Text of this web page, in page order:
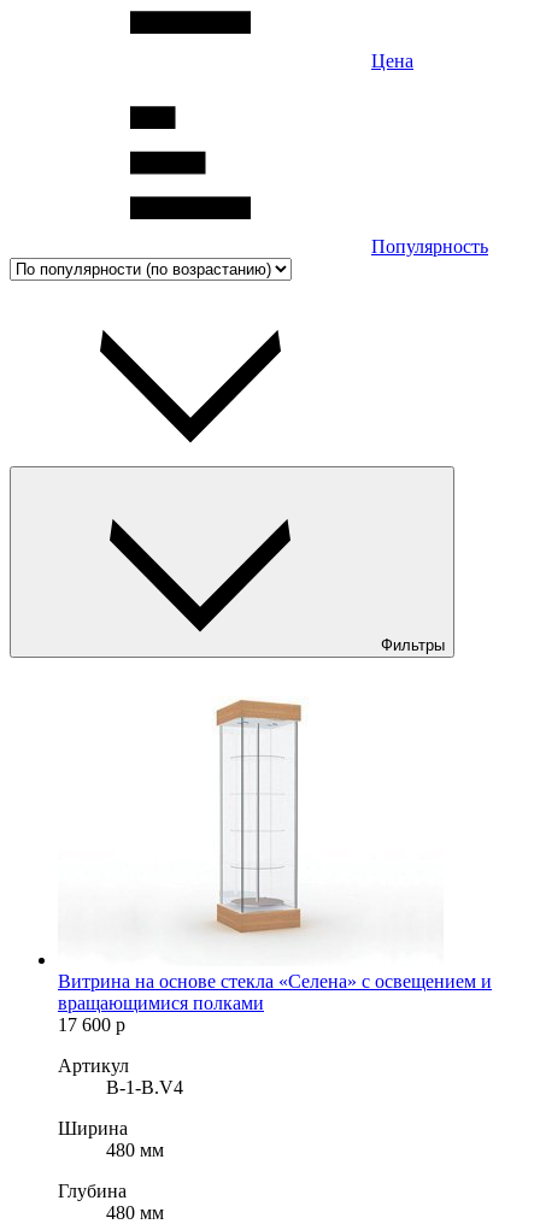
Цена
Популярность
Фильтры
Витрина на основе стекла «Селена» с освещением и
вращающимися полками
17 600 р
Артикул
B-1-B.V4
Ширина
480 мм
Глубина
480 мм